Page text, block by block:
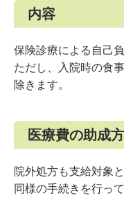
内容
保険診療による自己
ただし、入院時の食
除きます。
医療費の助成
院外処方も支給対象
同様の手続きを行っ